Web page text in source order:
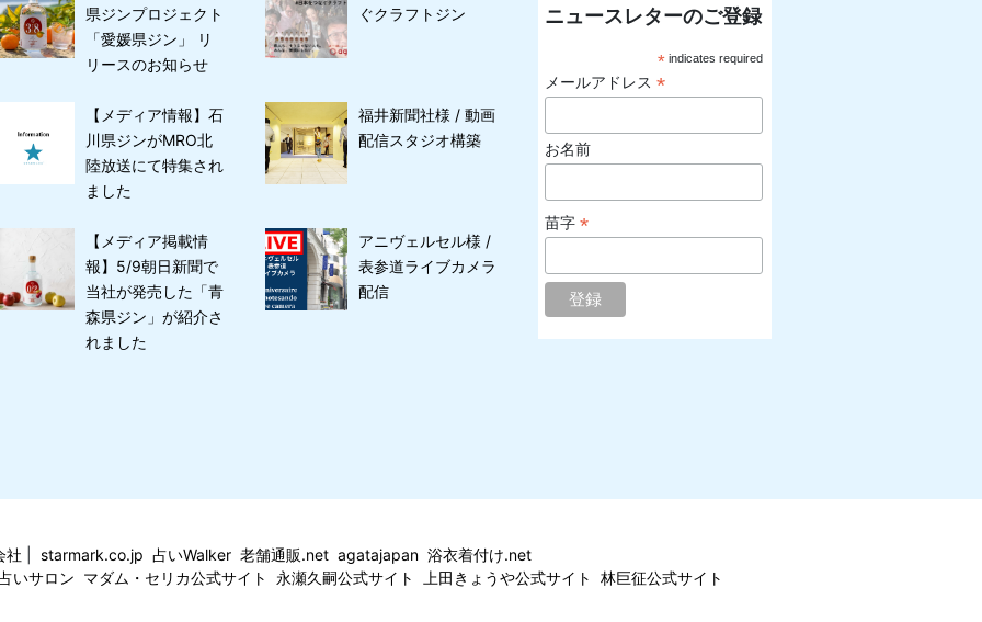
県ジンプロジェクト
「愛媛県ジン」 リ
リースのお知らせ
【メディア情報】石
川県ジンがMRO北
陸放送にて特集され
ました
【メディア掲載情
報】5/9朝日新聞で
当社が発売した「青
森県ジン」が紹介さ
れました
ぐクラフトジン
福井新聞社様 / 動画
配信スタジオ構築
アニヴェルセル様 /
表参道ライブカメラ
配信
ニュースレターのご登録
*indicates required
メールアドレス*
お名前
苗字*
社 starmark.co.jp 占いWalker 老舗通販.net agatajapan 浴衣着付け.net
いサロン マダム・セリカ公式サイト 永瀬久嗣公式サイト 上田きょうや公式サイト 林巨征公式サイト